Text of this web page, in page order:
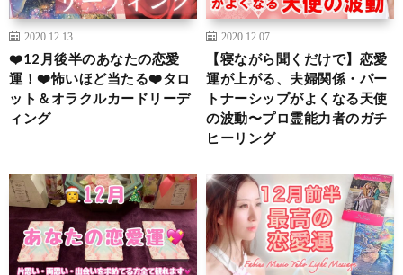
2020.12.13
❤️12月後半のあなたの恋愛
運！❤️怖いほど当たる❤️タロ
ット＆オラクルカードリーデ
ィング
2020.12.07
【寝ながら聞くだけで】恋愛
運が上がる、夫婦関係・パー
トナーシップがよくなる天使
の波動〜プロ霊能力者のガチ
ヒーリング